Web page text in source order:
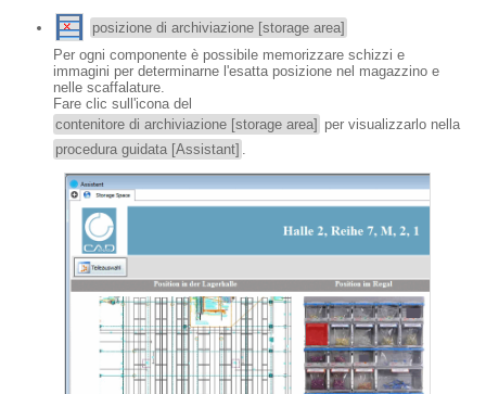
posizione di archiviazione [storage area]
Per ogni componente è possibile memorizzare schizzi e
immagini per determinarne l'esatta posizione nel magazzino e
nelle scaffalature.
Fare clic sull'icona del
contenitore di archiviazione [storage area] per visualizzarlo nella
procedura guidata [Assistant] .